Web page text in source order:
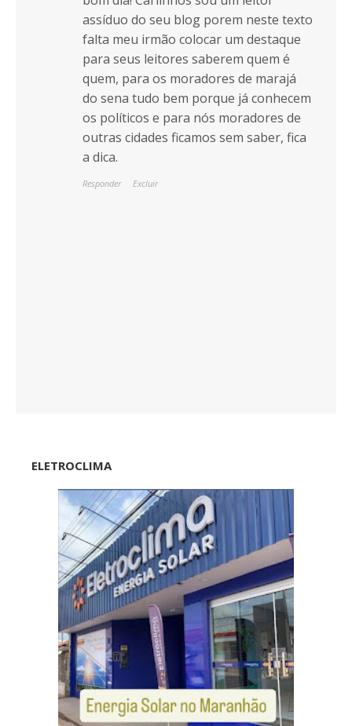
assíduo do seu blog porem neste texto
falta meu irmão colocar um destaque
para seus leitores saberem quem é
quem, para os moradores de marajá
do sena tudo bem porque já conhecem
os políticos e para nós moradores de
outras cidades ficamos sem saber, fica
a dica.
Responder Excluir
ELETROCLIMA